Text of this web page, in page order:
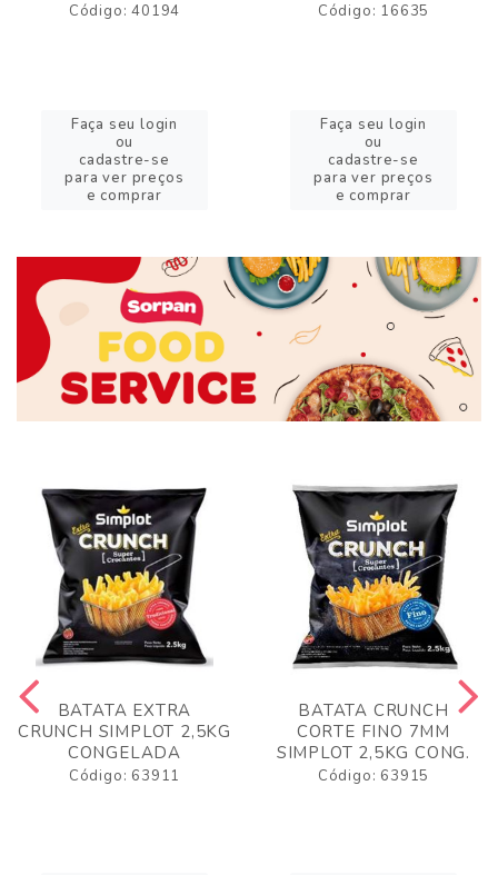
Código: 40194
Faça seu login
ou
cadastre-se
para ver preços
e comprar
Código: 16635
Faça seu login
ou
cadastre-se
para ver preços
e comprar
BATATA EXTRA
CRUNCH SIMPLOT 2,5KG
CONGELADA
Código: 63911
BATATA CRUNCH
CORTE FINO 7MM
SIMPLOT 2,5KG CONG.
Código: 63915